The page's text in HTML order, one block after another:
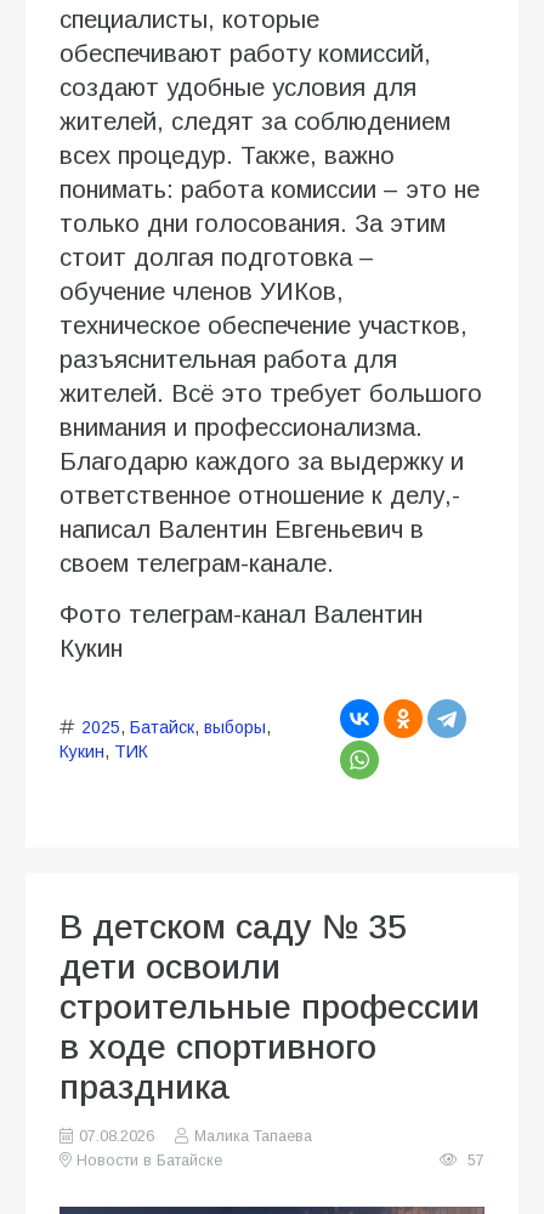
специалисты, которые
обеспечивают работу комиссий,
создают удобные условия для
жителей, следят за соблюдением
всех процедур. Также, важно
понимать: работа комиссии – это не
только дни голосования. За этим
стоит долгая подготовка –
обучение членов УИКов,
техническое обеспечение участков,
разъяснительная работа для
жителей. Всё это требует большого
внимания и профессионализма.
Благодарю каждого за выдержку и
ответственное отношение к делу,-
написал Валентин Евгеньевич в
своем телеграм-канале.
Фото телеграм-канал Валентин
Кукин
2025, Батайск, выборы,
Кукин, ТИК
В детском саду № 35
дети освоили
строительные профессии
в ходе спортивного
праздника
07.08.2026
Малика Тапаева
Новости в Батайске
57